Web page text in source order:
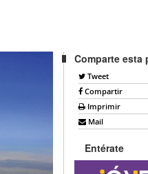
Comparte esta
Tweet
Compartir
Imprimir
Mail
Entérate